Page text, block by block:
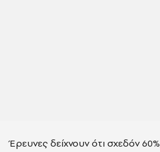
Έρευνες δείχνουν ότι σχεδόν 60%